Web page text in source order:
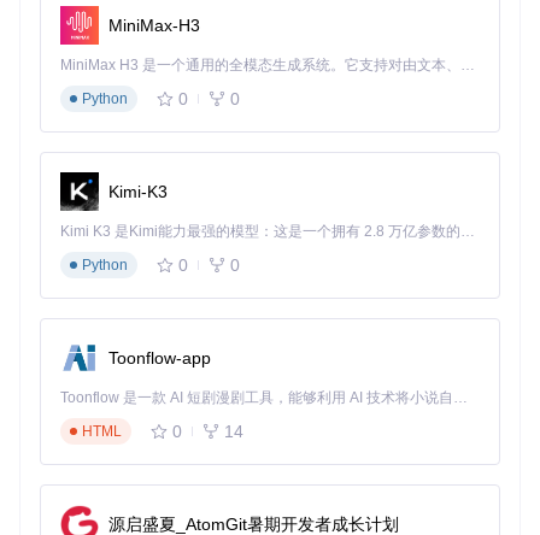
第三步：执行切割与结果查看
点击"Start"按钮开始处理，进度条显示实时处理状态。完成
后，切割结果默认保存在原文件目录下，文件命名格式为原文
件名加序号。用户可通过文件管理器直接查看生成的音频片
音频切割器浅色主题界面 - 清晰展示批量音频处理的任务列表
与参数调节选项
专家提示：处理大量文件时，建议先测试一个文件调整参
数，确定最佳配置后再进行批量处理，以保证所有文件的切割
自动去除静音段落，使节目节奏更紧凑。建议设置阈值为-40d
B，最小长度3000ms，保留必要的停顿同时去除过长静音。处
理完成后，可直接导出用于发布，节省后期编辑时间50%以
上。
MiniMax-H3
MiniMax H3 是一个通用的全模态生成系统。它支持对由文本、图像、视频和音频组成的多模态上下文进行统一理解，并能生成分辨率高达 2K、时长可达 15 秒的带原生立体声音频的视频。得益于面向任务泛化的系统设计，H3 在预训练阶段就已具备广泛的多模态上下文理解与生成能力，能够出色地执行复杂的多模态指令。
Python
0 0
Kimi-K3
Kimi K3 是Kimi能力最强的模型：这是一个拥有 2.8 万亿参数的混合专家（MoE）模型，具备原生视觉理解能力，并支持 100 万 token 的上下文窗口。
Python
0 0
Toonflow-app
Toonflow 是一款 AI 短剧漫剧工具，能够利用 AI 技术将小说自动转化为剧本，并结合 AI 生成的图片和视频，实现高效的短剧创作。借助 Toonflow，可以轻松完成从文字到影像的全流程，让短剧制作变得更加智能与便捷。
HTML
0 14
源启盛夏_AtomGit暑期开发者成长计划